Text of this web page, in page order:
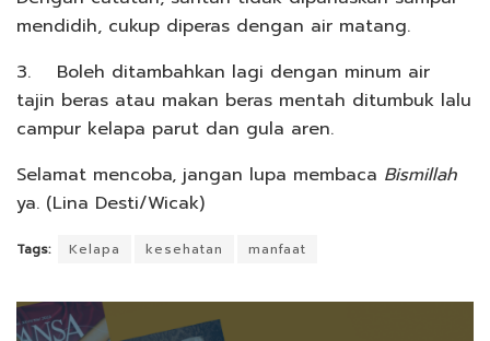
mendidih, cukup diperas dengan air matang.
3. Boleh ditambahkan lagi dengan minum air
tajin beras atau makan beras mentah ditumbuk lalu
campur kelapa parut dan gula aren.
Selamat mencoba, jangan lupa membaca Bismillah
ya. (Lina Desti/Wicak)
Tags: Kelapa kesehatan manfaat